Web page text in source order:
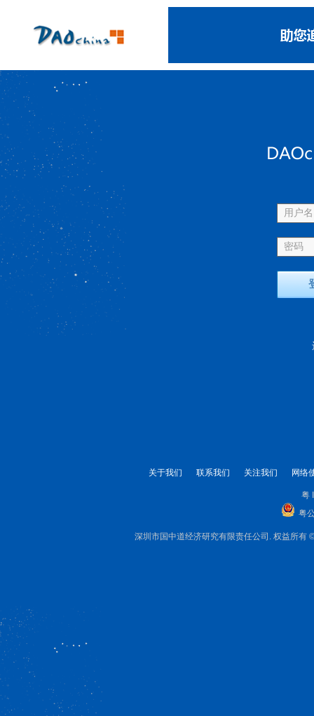
用户
密码
关于我们 联系我们 关注我们 网络
粤
粤
深圳市国中道经济研究有限责任公司. 权益所